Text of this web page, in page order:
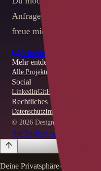
Anfrage auf LinkedIn
freue mich über
Schreibe mir via Mail
Mehr entdecken
Alle Projekte
Social
LinkedInGitHub
Rechtliches
DatenschutzImpressum
© 2026 Designed & Coded by
Auf Englisch wechseln
Deine Privatsphäre-Einstellungen